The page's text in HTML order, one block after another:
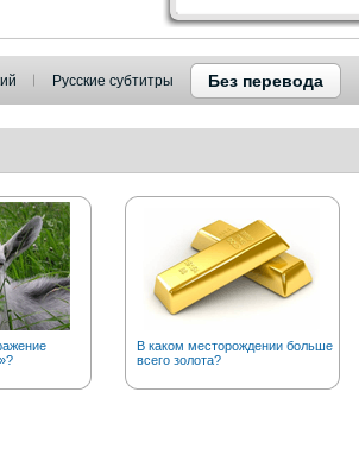
Русские субтитры Без перевода
В каком месторождении больше
всего золота?